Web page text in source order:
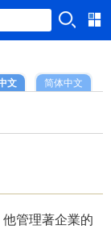
简体中文
文
管理著企業的